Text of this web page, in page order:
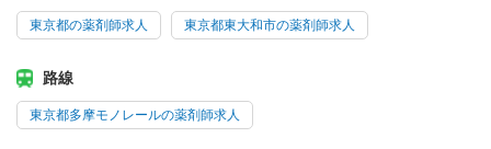
東京都の薬剤師求人 東京都東大和市の薬剤師求人
路線
東京都多摩モノレールの薬剤師求人